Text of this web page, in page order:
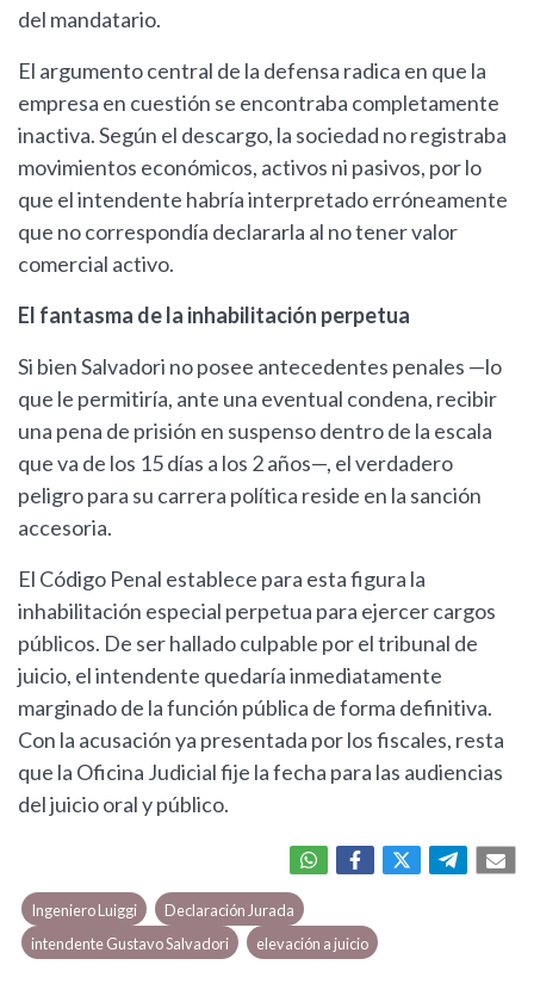
del mandatario.
El argumento central de la defensa radica en que la
empresa en cuestión se encontraba completamente
inactiva. Según el descargo, la sociedad no registraba
movimientos económicos, activos ni pasivos, por lo
que el intendente habría interpretado erróneamente
que no correspondía declararla al no tener valor
comercial activo.
El fantasma de la inhabilitación perpetua
Si bien Salvadori no posee antecedentes penales —lo
que le permitiría, ante una eventual condena, recibir
una pena de prisión en suspenso dentro de la escala
que va de los 15 días a los 2 años—, el verdadero
peligro para su carrera política reside en la sanción
accesoria.
El Código Penal establece para esta figura la
inhabilitación especial perpetua para ejercer cargos
públicos. De ser hallado culpable por el tribunal de
juicio, el intendente quedaría inmediatamente
marginado de la función pública de forma definitiva.
Con la acusación ya presentada por los fiscales, resta
que la Oficina Judicial fije la fecha para las audiencias
del juicio oral y público.
Ingeniero Luiggi
Declaración Jurada
intendente Gustavo Salvadori
elevación a juicio